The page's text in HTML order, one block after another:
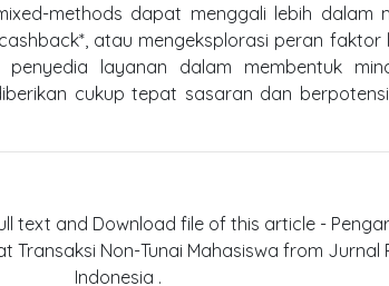
methods dapat menggali lebih dalam
atau mengeksplorasi peran faktor
layanan dalam membentuk
cukup tepat sasaran dan
text and Download file of this article -
Transaksi Non-Tunai Mahasiswa from Jurnal
Indonesia .